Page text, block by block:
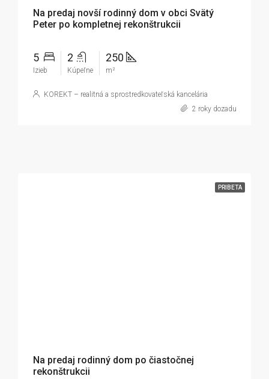
Na predaj novší rodinný dom v obci Svätý
Peter po kompletnej rekonštrukcii
5
Izieb
2
Kúpeľne
250
m²
KOREKT – realitná a sprostredkovateľská kancelária
2 roky dozadu
PRIBETA
Na predaj rodinný dom po čiastočnej
rekonštrukcii